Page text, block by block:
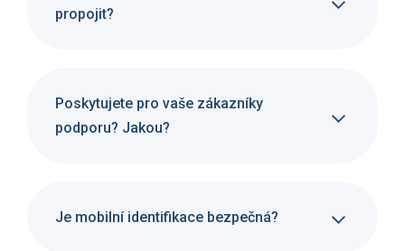
propojit?
Poskytujete pro vaše zákazníky
podporu? Jakou?
Je mobilní identifikace bezpečná?